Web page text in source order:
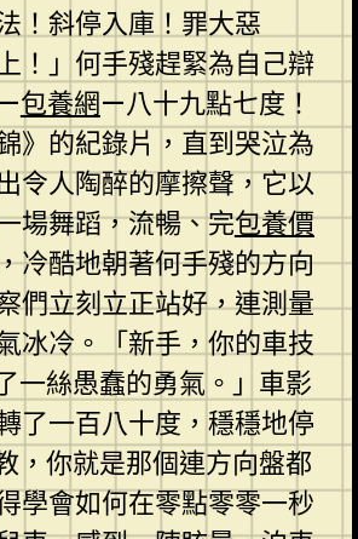
！斜停入庫！罪大惡
！」何手殘趕緊為自己辯
包養網—八十九點七度！
》的紀錄片，直到哭泣為
令人陶醉的摩擦聲，它以
場舞蹈，流暢、完包養價
冷酷地朝著何手殘的方向
們立刻立正站好，連測量
冰冷。「新手，你的車技
一絲愚蠢的勇氣。」車影
了一百八十度，穩穩地停
，你就是那個連方向盤都
學會如何在零點零零一秒